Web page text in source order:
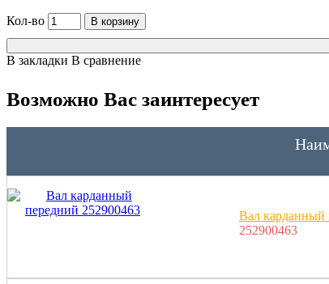
Кол-во
В корзину
В закладки В сравнение
Возможно Вас заинтересует
Вал карданный
252900463